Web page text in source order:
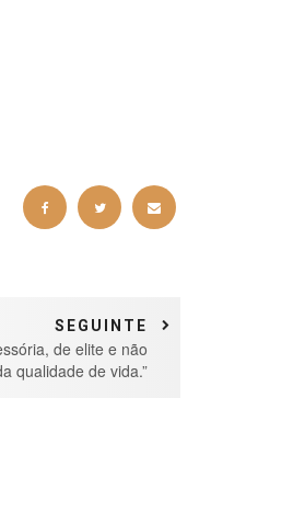
SEGUINTE
de elite e não
qualidade de vida.”